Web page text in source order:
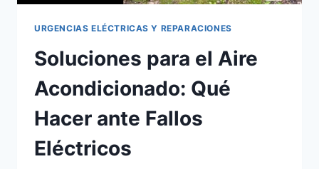
URGENCIAS ELÉCTRICAS Y REPARACIONES
Soluciones para el Aire
Acondicionado: Qué
Hacer ante Fallos
Eléctricos